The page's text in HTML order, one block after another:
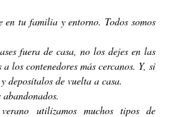
en tu familia y entorno. Todos somos
fuera de casa, no los dejes en las
los contenedores más cercanos. Y, si
deposítalos de vuelta a casa.
abandonados.
utilizamos muchos tipos de